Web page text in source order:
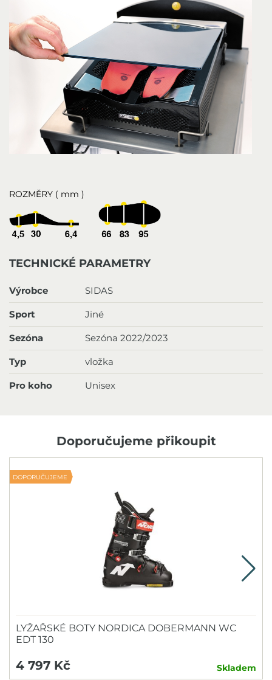
ROZMĚRY ( mm )
TECHNICKÉ PARAMETRY
Výrobce SIDAS
Sport Jiné
Sezóna Sezóna 2022/2023
Typ vložka
Pro koho Unisex
Doporučujeme přikoupit
DOPORUČUJEME
LYŽAŘSKÉ BOTY NORDICA DOBERMANN WC
EDT 130
4 797 Kč Skladem